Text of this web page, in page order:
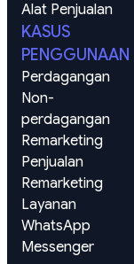
Alat Penjualan
KASUS
PENGGUNAAN
Perdagangan
Non-
perdagangan
Remarketing
Penjualan
Remarketing
Layanan
WhatsApp
Messenger